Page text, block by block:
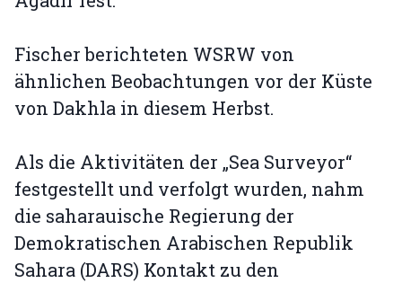
Fischer berichteten WSRW von
ähnlichen Beobachtungen vor der Küste
von Dakhla in diesem Herbst.
Als die Aktivitäten der „Sea Surveyor“
festgestellt und verfolgt wurden, nahm
die saharauische Regierung der
Demokratischen Arabischen Republik
Sahara (DARS) Kontakt zu den